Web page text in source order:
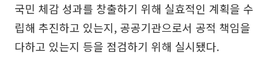
국민 체감 성과를 창출하기 위해 실효적인 계획을 수
립해 추진하고 있는지, 공공기관으로서 공적 책임을
다하고 있는지 등을 점검하기 위해 실시됐다.